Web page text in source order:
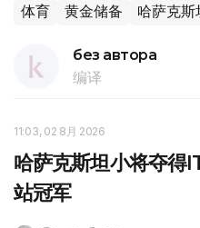
体育 黄金储备 哈萨克斯
без автора
编译
11:03, 02 8月 2026
哈萨克斯坦小将夺得
站冠军